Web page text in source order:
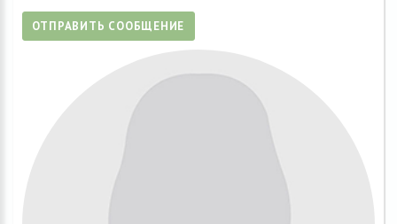
ОТПРАВИТЬ СООБЩЕНИЕ